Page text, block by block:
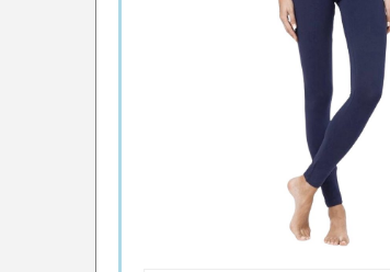
1. Beste Thermo Legging van
2. Duurzame Thermo Legging
3. Fijnste Thermo Legging van
4. Goede Prijs-Kwaliteit
5. Beste Budget Thermo